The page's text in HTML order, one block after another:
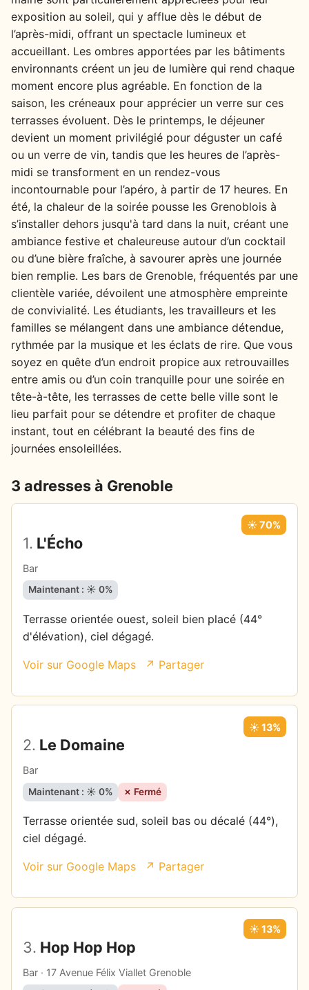
exposition au soleil, qui y afflue dès le début de
l’après-midi, offrant un spectacle lumineux et
accueillant. Les ombres apportées par les bâtiments
environnants créent un jeu de lumière qui rend chaque
moment encore plus agréable. En fonction de la
saison, les créneaux pour apprécier un verre sur ces
terrasses évoluent. Dès le printemps, le déjeuner
devient un moment privilégié pour déguster un café
ou un verre de vin, tandis que les heures de l’après-
midi se transforment en un rendez-vous
incontournable pour l’apéro, à partir de 17 heures. En
été, la chaleur de la soirée pousse les Grenoblois à
s’installer dehors jusqu'à tard dans la nuit, créant une
ambiance festive et chaleureuse autour d’un cocktail
ou d’une bière fraîche, à savourer après une journée
bien remplie. Les bars de Grenoble, fréquentés par une
clientèle variée, dévoilent une atmosphère empreinte
de convivialité. Les étudiants, les travailleurs et les
familles se mélangent dans une ambiance détendue,
rythmée par la musique et les éclats de rire. Que vous
soyez en quête d’un endroit propice aux retrouvailles
entre amis ou d’un coin tranquille pour une soirée en
tête-à-tête, les terrasses de cette belle ville sont le
lieu parfait pour se détendre et profiter de chaque
instant, tout en célébrant la beauté des fins de
journées ensoleillées.
3 adresses à Grenoble
1. L'Écho
Bar
☀️ 70%
Maintenant : ☀️ 0%
Terrasse orientée ouest, soleil bien placé (44°
d'élévation), ciel dégagé.
Voir sur Google Maps ↗ Partager
2. Le Domaine
Bar
☀️ 13%
Maintenant : ☀️ 0% ✗ Fermé
Terrasse orientée sud, soleil bas ou décalé (44°),
ciel dégagé.
Voir sur Google Maps ↗ Partager
3. Hop Hop Hop
Bar · 17 Avenue Félix Viallet Grenoble
☀️ 13%